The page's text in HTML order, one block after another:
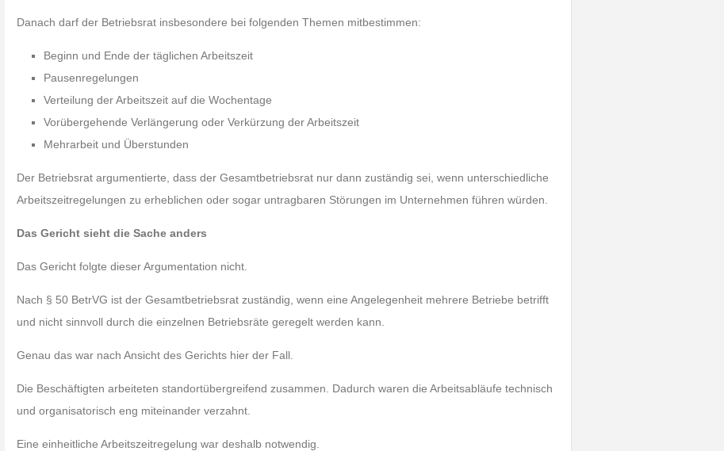
Danach darf der Betriebsrat insbesondere bei folgenden Themen mitbestimmen:
Beginn und Ende der täglichen Arbeitszeit
Pausenregelungen
Verteilung der Arbeitszeit auf die Wochentage
Vorübergehende Verlängerung oder Verkürzung der Arbeitszeit
Mehrarbeit und Überstunden
Der Betriebsrat argumentierte, dass der Gesamtbetriebsrat nur dann zuständig sei, wenn unterschiedliche
Arbeitszeitregelungen zu erheblichen oder sogar untragbaren Störungen im Unternehmen führen würden.
Das Gericht sieht die Sache anders
Das Gericht folgte dieser Argumentation nicht.
Nach § 50 BetrVG ist der Gesamtbetriebsrat zuständig, wenn eine Angelegenheit mehrere Betriebe betrifft
und nicht sinnvoll durch die einzelnen Betriebsräte geregelt werden kann.
Genau das war nach Ansicht des Gerichts hier der Fall.
Die Beschäftigten arbeiteten standortübergreifend zusammen. Dadurch waren die Arbeitsabläufe technisch
und organisatorisch eng miteinander verzahnt.
Eine einheitliche Arbeitszeitregelung war deshalb notwendig.